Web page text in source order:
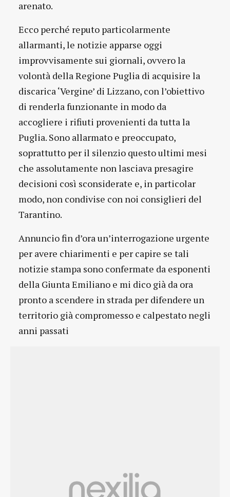
arenato.
Ecco perché reputo particolarmente
allarmanti, le notizie apparse oggi
improvvisamente sui giornali, ovvero la
volontà della Regione Puglia di acquisire la
discarica ‘Vergine’ di Lizzano, con l’obiettivo
di renderla funzionante in modo da
accogliere i rifiuti provenienti da tutta la
Puglia. Sono allarmato e preoccupato,
soprattutto per il silenzio questo ultimi mesi
che assolutamente non lasciava presagire
decisioni così sconsiderate e, in particolar
modo, non condivise con noi consiglieri del
Tarantino.
Annuncio fin d’ora un’interrogazione urgente
per avere chiarimenti e per capire se tali
notizie stampa sono confermate da esponenti
della Giunta Emiliano e mi dico già da ora
pronto a scendere in strada per difendere un
territorio già compromesso e calpestato negli
anni passati